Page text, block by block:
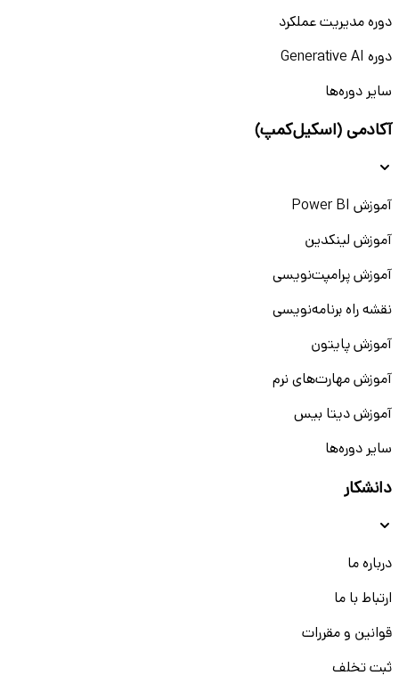
دوره مدیریت عملکرد
دوره Generative AI
سایر دوره‌ها
آکادمی (اسکیل‌کمپ)
آموزش Power BI
آموزش لینکدین
آموزش پرامپت‌نویسی
نقشه راه برنامه‌نویسی
آموزش پایتون
آموزش مهارت‌های نرم
آموزش دیتا بیس
سایر دوره‌ها
دانشکار
درباره ما
ارتباط با ما
قوانین و مقررات
ثبت تخلف